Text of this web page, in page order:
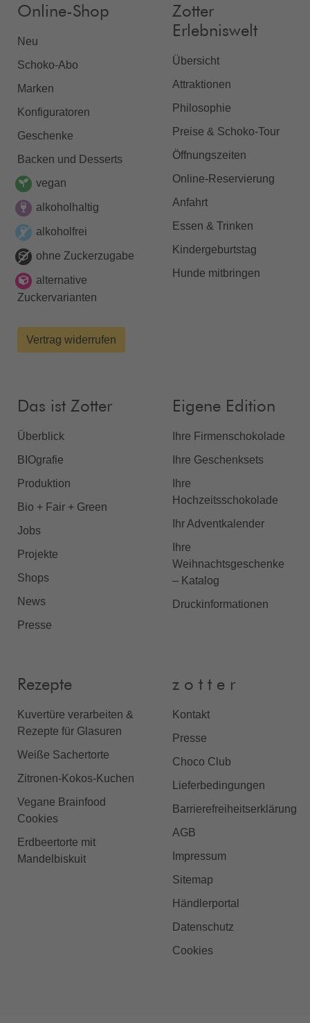
Online-Shop
Neu
Schoko-Abo
Marken
Konfiguratoren
Geschenke
Backen und Desserts
vegan
alkoholhaltig
alkoholfrei
ohne Zuckerzugabe
alternative
Zuckervarianten
Vertrag widerrufen
Zotter
Erlebniswelt
Übersicht
Attraktionen
Philosophie
Preise & Schoko-Tour
Öffnungszeiten
Online-Reservierung
Anfahrt
Essen & Trinken
Kindergeburtstag
Hunde mitbringen
Das ist Zotter
Überblick
BIOgrafie
Produktion
Bio + Fair + Green
Jobs
Projekte
Shops
News
Presse
Eigene Edition
Ihre Firmenschokolade
Ihre Geschenksets
Ihre
Hochzeitsschokolade
Ihr Adventkalender
Ihre
Weihnachtsgeschenke
– Katalog
Druckinformationen
Rezepte
Kuvertüre verarbeiten &
Rezepte für Glasuren
Weiße Sachertorte
Zitronen-Kokos-Kuchen
Vegane Brainfood
Cookies
Erdbeertorte mit
Mandelbiskuit
z o t t e r
Kontakt
Presse
Choco Club
Lieferbedingungen
Barrierefreiheitserklärung
AGB
Impressum
Sitemap
Händlerportal
Datenschutz
Cookies